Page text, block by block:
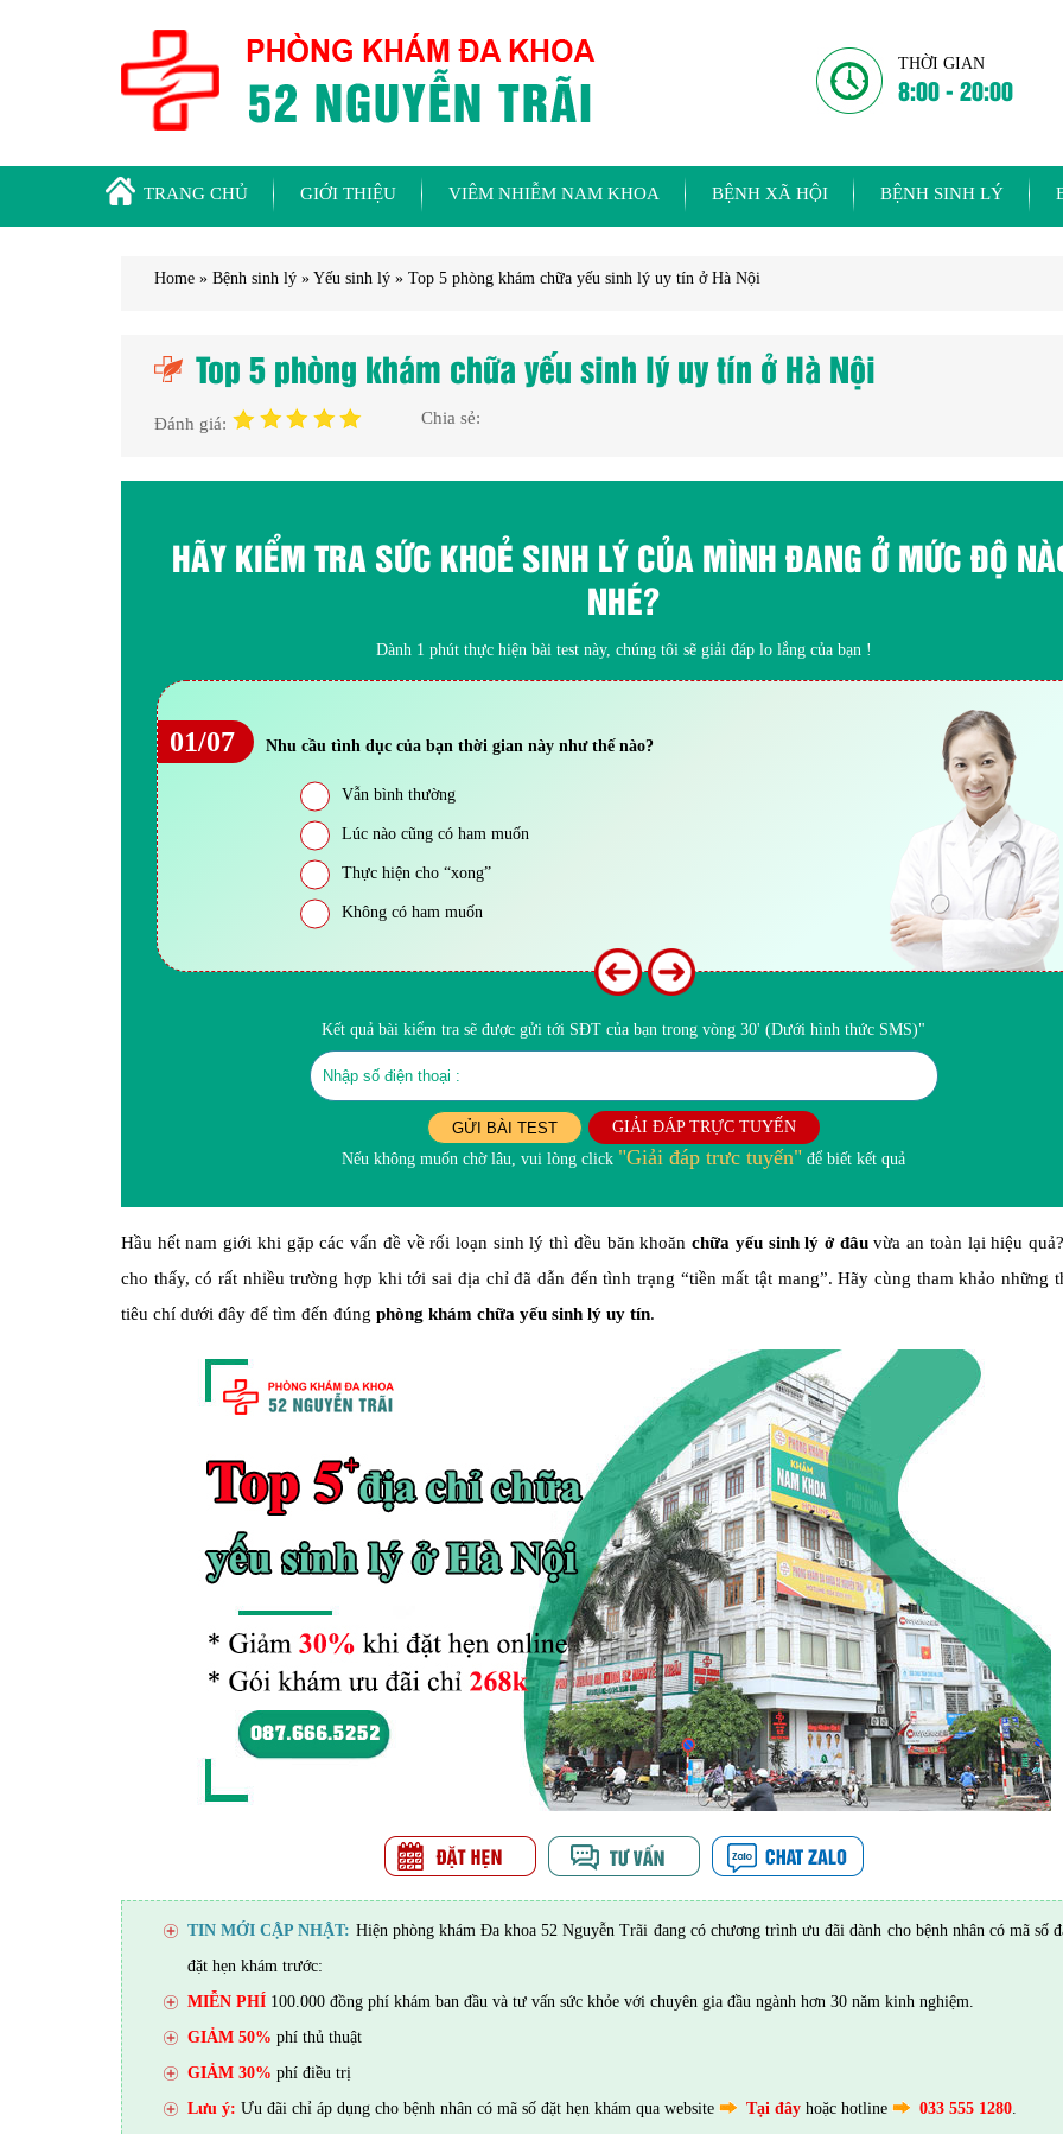
THỜI GIAN
8:00 - 20:00
TRANG CHỦ GIỚI THIỆU VIÊM NHIỄM NAM KHOA BỆNH XÃ HỘI BỆNH SINH LÝ
Home » Bệnh sinh lý » Yếu sinh lý » Top 5 phòng khám chữa yếu sinh lý uy tín ở Hà Nội
Top 5 phòng khám chữa yếu sinh lý uy tín ở Hà Nội
Đánh giá: Chia sẻ:
HÃY KIỂM TRA SỨC KHOẺ SINH LÝ CỦA MÌNH ĐANG Ở MỨC ĐỘ
NHÉ?
Dành 1 phút thực hiện bài test này, chúng tôi sẽ giải đáp lo lắng của bạn !
01/07 Nhu cầu tình dục của bạn thời gian này như thế nào?
Vẫn bình thường
Lúc nào cũng có ham muốn
Thực hiện cho “xong”
Không có ham muốn
Kết quả bài kiểm tra sẽ được gửi tới SĐT của bạn trong vòng 30' (Dưới hình thức SMS)"
GỬI BÀI TEST
GIẢI ĐÁP TRỰC TUYẾN
Nếu không muốn chờ lâu, vui lòng click "Giải đáp trưc tuyến" để biết kết quả
Hầu hết nam giới khi gặp các vấn đề về rối loạn sinh lý thì đều băn khoănchữa yếu sinh lý ở đâuvừa an toàn lại hiệu
cho thấy, có rất nhiều trường hợp khi tới sai địa chỉ đã dẫn đến tình trạng “tiền mất tật mang”. Hãy cùng tham khảo những
tiêu chí dưới đây để tìm đến đúng phòng khám chữa yếu sinh lý uy tín.
TIN MỚI CẬP NHẬT: Hiện phòng khám Đa khoa 52 Nguyễn Trãi đang có chương trình ưu đãi dành cho bệnh nhân có mã số
đặt hẹn khám trước:
MIỄN PHÍ 100.000 đồng phí khám ban đầu và tư vấn sức khỏe với chuyên gia đầu ngành hơn 30 năm kinh nghiệm.
GIẢM 50% phí thủ thuật
GIẢM 30% phí điều trị
Lưu ý: Ưu đãi chỉ áp dụng cho bệnh nhân có mã số đặt hẹn khám qua website Tại đây hoặc hotline 033 555 1280.